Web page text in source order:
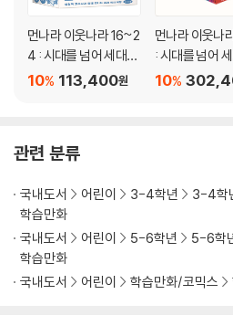
먼나라 이웃나라 16~2
4 : 시대를 넘어 세대를
넘어 B세트113,400원
10%
먼나라 이웃나
: 시대를 넘어
어 C세트
10%
관련 분류
국내도서 어린이 3-4학년 3-4학
학습만화
국내도서
어린이 5-6학년 5-6학
학습만화
국내도서
어린이 학습만화/코믹스